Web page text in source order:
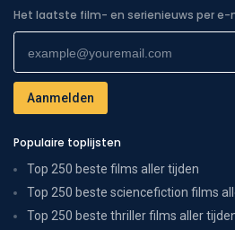
Het laatste film- en serienieuws per e-
Populaire toplijsten
Top 250 beste films aller tijden
Top 250 beste sciencefiction films
Top 250 beste thriller films aller